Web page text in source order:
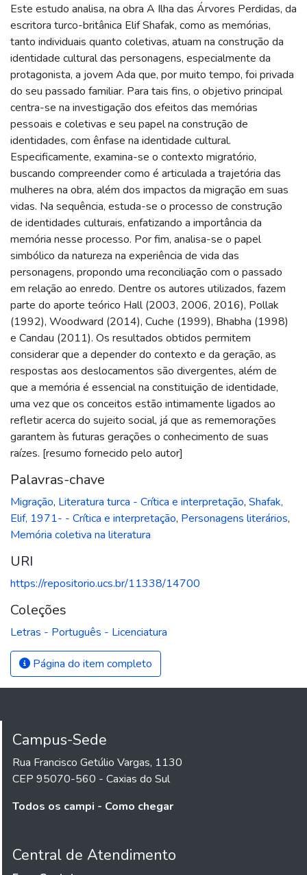
Este estudo analisa, na obra A Ilha das Árvores Perdidas, da
escritora turco-britânica Elif Shafak, como as memórias,
tanto individuais quanto coletivas, atuam na construção da
identidade cultural das personagens, especialmente da
protagonista, a jovem Ada que, por muito tempo, foi privada
do seu passado familiar. Para tais fins, o objetivo principal
centra-se na investigação dos efeitos das memórias
pessoais e coletivas e seu papel na construção de
identidades, com ênfase na identidade cultural.
Especificamente, examina-se o contexto migratório,
buscando compreender como é articulada a trajetória das
mulheres na obra, além dos impactos da migração em suas
vidas. Na sequência, estuda-se o processo de construção
de identidades culturais, enfatizando a importância da
memória nesse processo. Por fim, analisa-se o papel
simbólico da natureza na experiência de vida das
personagens, propondo uma reconciliação com o passado
em relação ao enredo. Dentre os autores utilizados, fazem
parte do aporte teórico Hall (2003, 2006, 2016), Pollak
(1992), Woodward (2014), Cuche (1999), Bhabha (1998)
e Candau (2011). Os resultados obtidos permitem
considerar que a depender do contexto e da geração, as
respostas aos deslocamentos são divergentes, além de
que a memória é essencial na constituição de identidade,
uma vez que os conceitos estão intimamente ligados ao
refletir acerca do sujeito social, já que as rememorações
garantem às futuras gerações o conhecimento de suas
raízes. [resumo fornecido pelo autor]
Palavras-chave
Migração, Literatura turca - Crítica e interpretação, Shafak,
Elif, 1971- - Crítica e interpretação, Personagens literários,
Memória coletiva na literatura
URI
https://repositorio.ucs.br/11338/14700
Coleções
Letras - Português - Licenciatura
Página do item completo
Campus-Sede
Rua Francisco Getúlio Vargas, 1130
CEP 95070-560 - Caxias do Sul
Todos os campi - Como chegar
Central de Atendimento